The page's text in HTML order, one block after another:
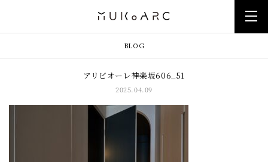
BLOG
アリビオーレ神楽坂606_51
2025.04.09